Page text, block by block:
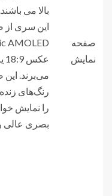
صفحه
نمایش
بالا می
این سری
می‌برند.
رنگ‌های
را نمایش
بصری عالی